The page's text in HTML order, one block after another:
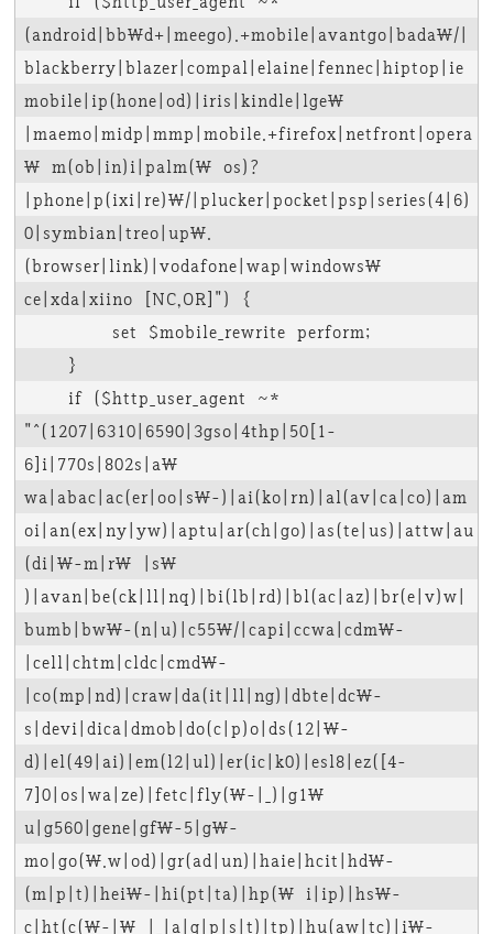
(android|bb\d+|meego).+mobile|avantgo|bada\/|
blackberry|blazer|compal|elaine|fennec|hiptop|ie
mobile|ip(hone|od)|iris|kindle|lge\
|maemo|midp|mmp|mobile.+firefox|netfront|opera
\ m(ob|in)i|palm(\ os)?
|phone|p(ixi|re)\/|plucker|pocket|psp|series(4|6)
0|symbian|treo|up\.
(browser|link)|vodafone|wap|windows\
ce|xda|xiino [NC,OR]") {
        set $mobile_rewrite perform;
"^(1207|6310|6590|3gso|4thp|50[1-
6]i|770s|802s|a\
wa|abac|ac(er|oo|s\-)|ai(ko|rn)|al(av|ca|co)|am
oi|an(ex|ny|yw)|aptu|ar(ch|go)|as(te|us)|attw|au
(di|\-m|r\ |s\
)|avan|be(ck|ll|nq)|bi(lb|rd)|bl(ac|az)|br(e|v)w|
bumb|bw\-(n|u)|c55\/|capi|ccwa|cdm\-
|cell|chtm|cldc|cmd\-
|co(mp|nd)|craw|da(it|ll|ng)|dbte|dc\-
s|devi|dica|dmob|do(c|p)o|ds(12|\-
d)|el(49|ai)|em(l2|ul)|er(ic|k0)|esl8|ez([4-
7]0|os|wa|ze)|fetc|fly(\-|_)|g1\
u|g560|gene|gf\-5|g\-
mo|go(\.w|od)|gr(ad|un)|haie|hcit|hd\-
(m|p|t)|hei\-|hi(pt|ta)|hp(\ i|ip)|hs\-
c|ht(c(\-|\ |_|a|g|p|s|t)|tp)|hu(aw|tc)|i\-